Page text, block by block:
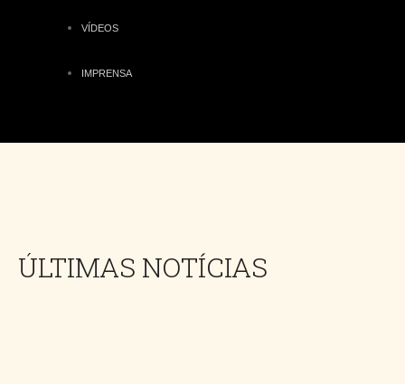
VÍDEOS
IMPRENSA
ÚLTIMAS NOTÍCIAS